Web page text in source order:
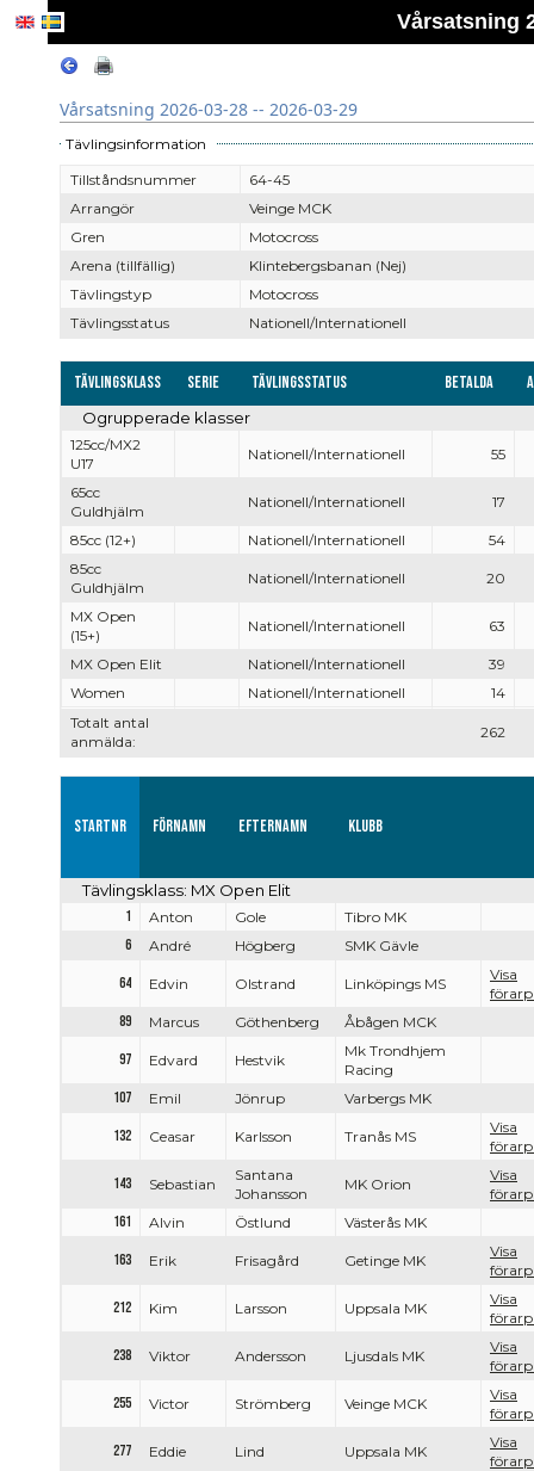
Vårsatsning
Vårsatsning 2026-03-28 -- 2026-03-29
Tävlingsinformation
Tillståndsnummer
64-45
Arrangör
Veinge MCK
Gren
Motocross
Arena (tillfällig)
Klintebergsbanan (Nej)
Tävlingstyp
Motocross
Tävlingsstatus
Nationell/Internationell
Tävlingsklass Serie Tävlingsstatus Betalda
Totalt antal
anmälda:
262
Ogrupperade klasser
125cc/MX2
U17
Nationell/Internationell 55
65cc
Guldhjälm
Nationell/Internationell 17
85cc (12+) Nationell/Internationell
54
85cc
Guldhjälm
Nationell/Internationell 20
MX Open
(15+)
Nationell/Internationell 63
MX Open Elit Nationell/Internationell
39
Women
Nationell/Internationell 14
Startnr Förnamn Efternamn Klubb
Tävlingsklass: MX Open Elit
1 Anton Gole
Tibro MK
6
André Högberg SMK Gävle
64 Edvin Olstrand Linköpings MS
Visa
89
Marcus Göthenberg Åbågen MCK
97 Edvard Hestvik
Mk Trondhjem
Racing
107
Emil Jönrup Varbergs MK
132 Ceasar Karlsson Tranås MS
Visa
143 Sebastian
Santana
Johansson
MK Orion
Visa
161
Alvin Östlund Västerås MK
163 Erik Frisagård Getinge MK
Visa
212 Kim Larsson Uppsala MK
Visa
238 Viktor Andersson Ljusdals MK
Visa
255 Victor Strömberg Veinge MCK
Visa
277 Eddie Lind Uppsala MK
Visa